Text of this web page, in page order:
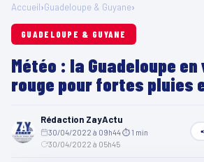
Accueil›Guadeloupe & Guyane›
GUADELOUPE & GUYANE
Météo : la Guadeloupe
rouge pour fortes pluies
Rédaction ZayActu
30/04/2022 à 09h44⏱ 1 min
30/04/2022 à 05h45